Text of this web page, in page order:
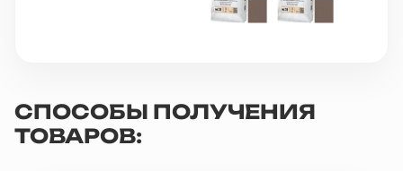
СПОСОБЫ ПОЛУЧЕНИЯ
ТОВАРОВ: